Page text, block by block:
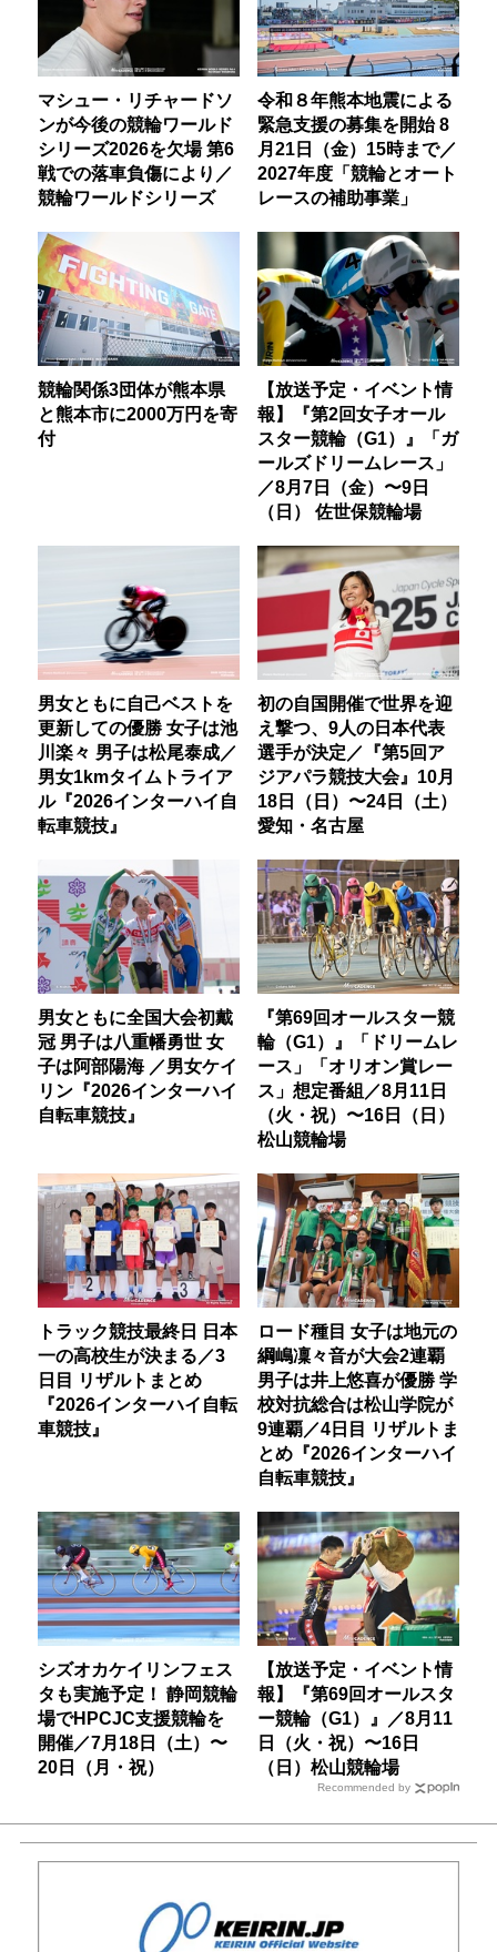
マシュー・リチャードソ
ンが今後の競輪ワールド
シリーズ2026を欠場 第6
戦での落車負傷により／
競輪ワールドシリーズ
令和８年熊本地震による
緊急支援の募集を開始 8
月21日（金）15時まで／
2027年度「競輪とオート
レースの補助事業」
競輪関係3団体が熊本県
と熊本市に2000万円を寄
付
【放送予定・イベント情
報】『第2回女子オール
スター競輪（G1）』「ガ
ールズドリームレース」
／8月7日（金）〜9日
（日） 佐世保競輪場
男女ともに自己ベストを
更新しての優勝 女子は池
川楽々 男子は松尾泰成／
男女1kmタイムトライア
ル『2026インターハイ自
転車競技』
初の自国開催で世界を迎
え撃つ、9人の日本代表
選手が決定／『第5回ア
ジアパラ競技大会』10月
18日（日）〜24日（土）
愛知・名古屋
男女ともに全国大会初戴
冠 男子は八重幡勇世 女
子は阿部陽海 ／男女ケイ
リン『2026インターハイ
自転車競技』
『第69回オールスター競
輪（G1）』「ドリームレ
ース」「オリオン賞レー
ス」想定番組／8月11日
（火・祝）〜16日（日）
松山競輪場
トラック競技最終日 日本
一の高校生が決まる／3
日目 リザルトまとめ
『2026インターハイ自転
車競技』
ロード種目 女子は地元の
綱嶋凜々音が大会2連覇
男子は井上悠喜が優勝 学
校対抗総合は松山学院が
9連覇／4日目 リザルトま
とめ『2026インターハイ
自転車競技』
シズオカケイリンフェス
タも実施予定！ 静岡競輪
場でHPCJC支援競輪を
開催／7月18日（土）〜
20日（月・祝）
【放送予定・イベント情
報】『第69回オールスタ
ー競輪（G1）』／8月11
日（火・祝）〜16日
（日）松山競輪場
Recommended by